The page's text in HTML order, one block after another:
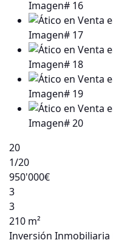
20
1/20
950'000€
3
3
210 m²
Inversión Inmobiliaria